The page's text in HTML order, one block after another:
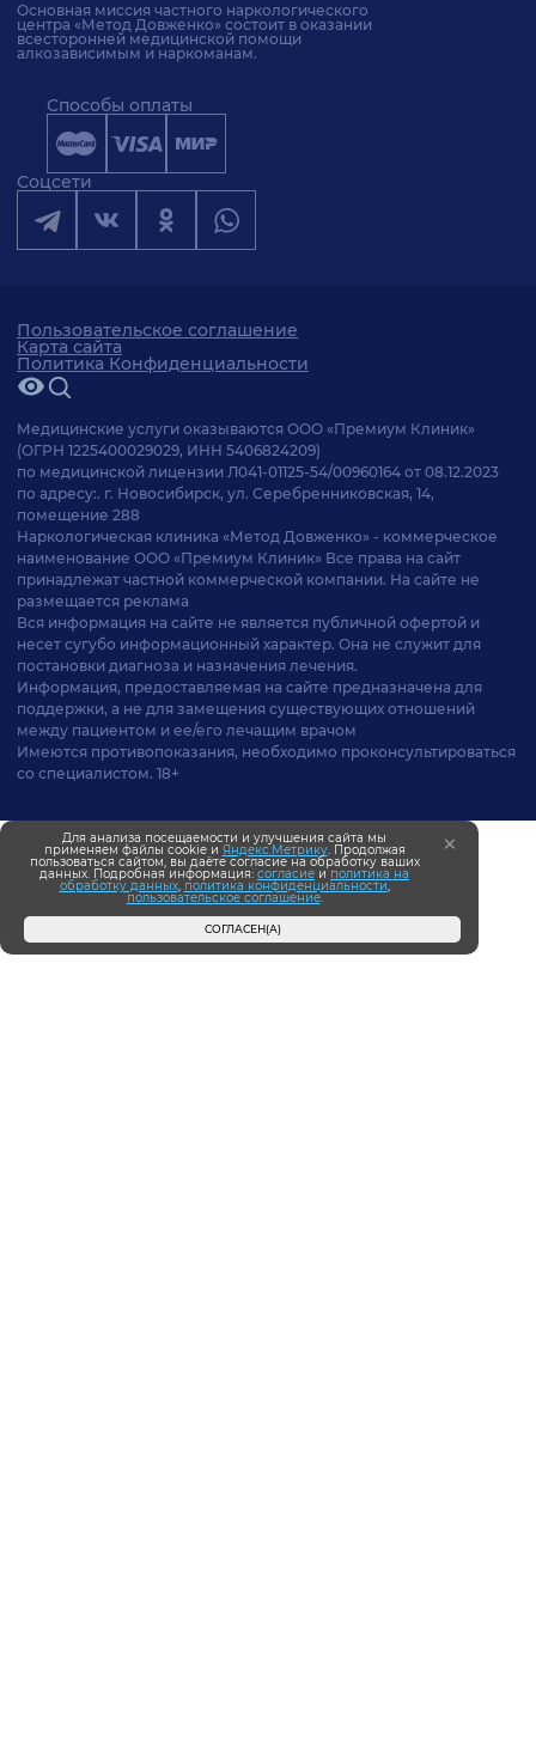
Основная миссия частного наркологического
центра «Метод Довженко» состоит в оказании
всесторонней медицинской помощи
алкозависимым и наркоманам.
Способы оплаты
Соцсети
Пользовательское соглашение
Карта сайта
Политика Конфиденциальности
Медицинские услуги оказываются ООО «Премиум Клиник»
(ОГРН 1225400029029, ИНН 5406824209)
по медицинской лицензии Л041-01125-54/00960164 от 08.12.2023
по адресу:. г. Новосибирск, ул. Серебренниковская, 14,
помещение 288
Наркологическая клиника «Метод Довженко» - коммерческое
наименование ООО «Премиум Клиник» Все права на сайт
принадлежат частной коммерческой компании. На сайте не
размещается реклама
Вся информация на сайте не является публичной офертой и
несет сугубо информационный характер. Она не служит для
постановки диагноза и назначения лечения.
Информация, предоставляемая на сайте предназначена для
поддержки, а не для замещения существующих отношений
между пациентом и ее/его лечащим врачом
Имеются противопоказания, необходимо проконсультироваться
со специалистом. 18+
Для анализа посещаемости и улучшения сайта мы
применяем файлы cookie и Яндекс.Метрику. Продолжая
пользоваться сайтом, вы даёте согласие на обработку ваших
данных. Подробная информация: согласие и политика на
обработку данных, политика конфиденциальности,
пользовательское соглашение.
СОГЛАСЕН(А)